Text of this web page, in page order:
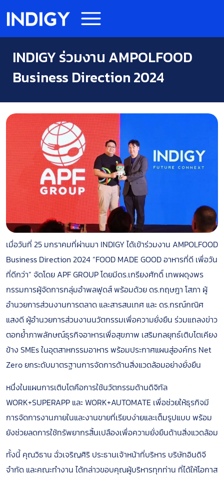
INDIGY ร่วมงาน AMPOLFOOD
Business Direction 2024
เมื่อวันที่ 25 มกราคมที่ผ่านมา INDIGY ได้เข้าร่วมงาน AMPOLFOOD
Business Direction 2024 “FOOD MADE GOOD อาหารที่ดี เพื่อวัน
ที่ดีกว่า” จัดโดย APF GROUP โดยมีดร.เกรียงศักดิ์ เทพผดุงพร
กรรมการผู้จัดการกลุ่มอำพลฟูดส์ พร้อมด้วย ดร.กฤษฎา โสภา ผู้
อำนวยการส่วนงานการตลาด และสารสนเทศ และ ดร.กรณ์กณิศ
แสงดี ผู้อำนวยการส่วนงานนวัตกรรมเพื่อความยั่งยืน ร่วมแถลงข่าว
ตอกย้ำภาพลักษณ์ธุรกิจอาหารเพื่อสุขภาพ เสริมกลยุทธ์เติบโตเคียง
ข้าง SMEs ในอุตสาหกรรมอาหาร พร้อมประกาศแผนสู่องค์กร Net
Zero ยกระดับมาตรฐานการจัดการด้านสิ่งแวดล้อมอย่างยั่งยืน
หนึ่งในแผนการเติบโตคือการใช้นวัตกรรมด้านดิจิทัล
WORK+SUPERAPP และ WORK+AUTOMATE เพื่อช่วยให้ธุรกิจมี
การจัดการงานภายในและงานขายที่เรียบง่ายและเต็มรูปแบบ พร้อม
ยังช่วยลดการใช้ทรัพยากรสิ้นเปลืองเพื่อความยั่งยืนด้านสิ่งแวดล้อม
ทั้งนี้ คุณวิธาน ฉั่วเจริญศิริ ประธานเจ้าหน้าที่บริหาร บริษัทอินดิจี
จำกัด และคณะทำงาน ได้กล่าวขอบคุณผู้บริหารทุกท่าน ที่ได้ให้โอกาส